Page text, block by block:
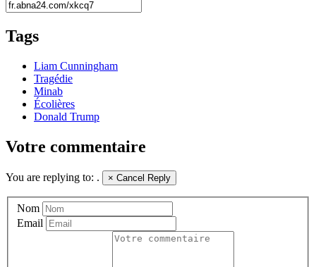
Tags
Liam Cunningham
Tragédie
Minab
Écolières
Donald Trump
Votre commentaire
You are replying to: . × Cancel Reply
Nom
Email